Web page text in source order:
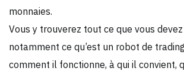
monnaies.
Vous y trouverez tout ce que vous devez
notamment ce qu’est un robot de
comment il fonctionne, à qui il convient,